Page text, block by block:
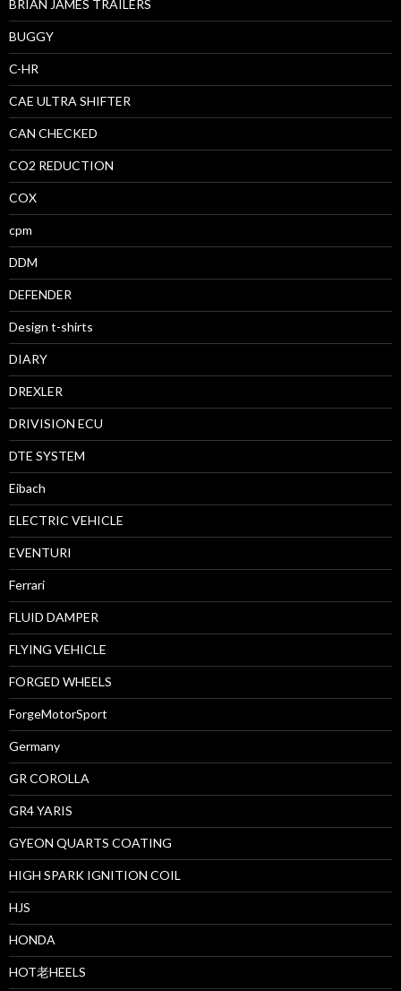
BRIAN JAMES TRAILERS
BUGGY
C-HR
CAE ULTRA SHIFTER
CAN CHECKED
CO2 REDUCTION
COX
cpm
DDM
DEFENDER
Design t-shirts
DIARY
DREXLER
DRIVISION ECU
DTE SYSTEM
Eibach
ELECTRIC VEHICLE
EVENTURI
Ferrari
FLUID DAMPER
FLYING VEHICLE
FORGED WHEELS
ForgeMotorSport
Germany
GR COROLLA
GR4 YARIS
GYEON QUARTS COATING
HIGH SPARK IGNITION COIL
HJS
HONDA
HOT老HEELS